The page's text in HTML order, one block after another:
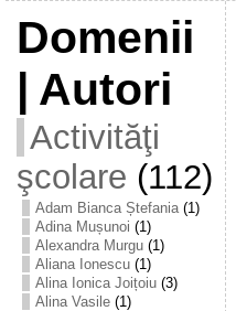
Domenii
| Autori
Activităţi
şcolare (112)
Adam Bianca Ștefania(1)
Adina Mușunoi (1)
Alexandra Murgu(1)
Aliana Ionescu(1)
Alina Ionica Joițoiu(3)
Alina Vasile(1)